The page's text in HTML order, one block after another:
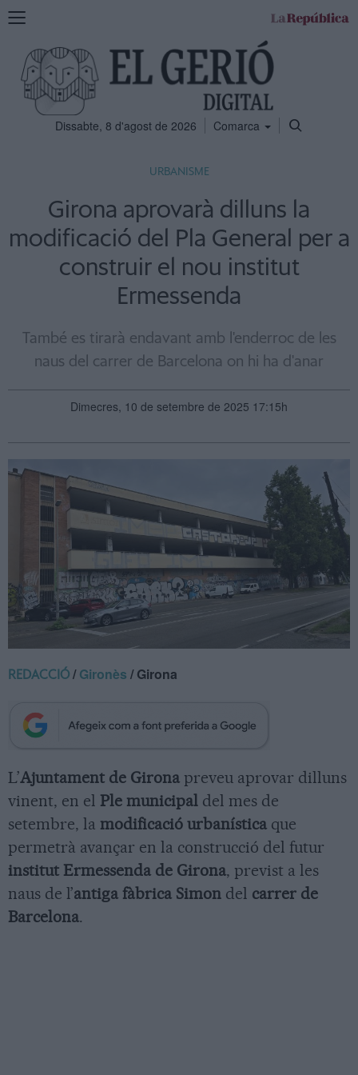
Mostra
navegació
Dissabte, 8 d'agost de 2026 Comarca
URBANISME
Girona aprovarà dilluns la
modificació del Pla General per a
construir el nou institut
Ermessenda
També es tirarà endavant amb l'enderroc de les
naus del carrer de Barcelona on hi ha d'anar
Dimecres, 10 de setembre de 2025 17:15h
REDACCIÓ /Gironès / Girona
L’Ajuntament de Girona preveu aprovar dilluns
vinent, en el Ple municipal del mes de
setembre, la modificació urbanística que
permetrà avançar en la construcció del futur
institut Ermessenda de Girona, previst a les
naus de l’antiga fàbrica Simon del carrer de
Barcelona.